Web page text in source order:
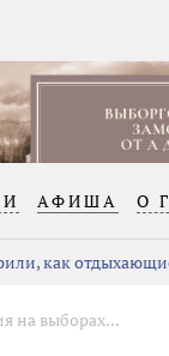
АФИША О
как
на выборах...